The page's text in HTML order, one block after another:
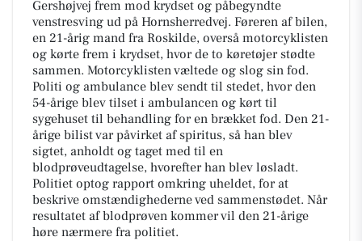
Gershøjvej frem mod krydset og påbegyndte
venstresving ud på Hornsherredvej. Føreren af bilen,
en 21-årig mand fra Roskilde, overså motorcyklisten
og kørte frem i krydset, hvor de to køretøjer stødte
sammen. Motorcyklisten væltede og slog sin fod.
Politi og ambulance blev sendt til stedet, hvor den
54-årige blev tilset i ambulancen og kørt til
sygehuset til behandling for en brækket fod. Den 21-
årige bilist var påvirket af spiritus, så han blev
sigtet, anholdt og taget med til en
blodprøveudtagelse, hvorefter han blev løsladt.
Politiet optog rapport omkring uheldet, for at
beskrive omstændighederne ved sammenstødet. Når
resultatet af blodprøven kommer vil den 21-årige
høre nærmere fra politiet.